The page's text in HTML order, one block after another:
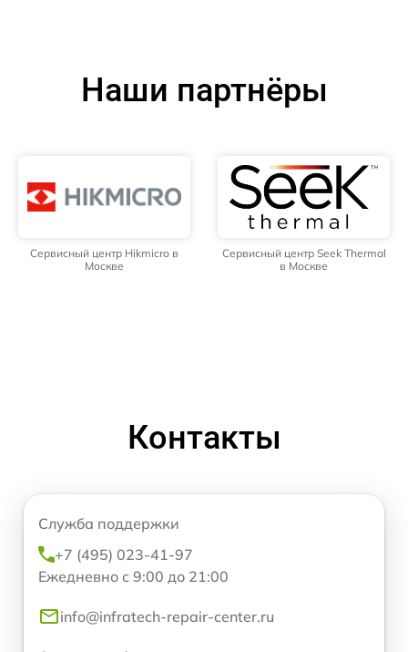
Наши партнёры
Сервисный центр Hikmicro в
Москве
Сервисный центр Seek Thermal
в Москве
Контакты
Служба поддержки
+7 (495) 023-41-97
Ежедневно с 9:00 до 21:00
info@infratech-repair-center.ru